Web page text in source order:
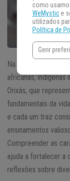
Na
africanas, indígenas
Orixás, que
fundamentais da
e cada um traz
ensinamentos
Compreender as
ajuda a fortalecer a
reflexões sobre
como
WeMystice
utilizados
Política de
Gerir